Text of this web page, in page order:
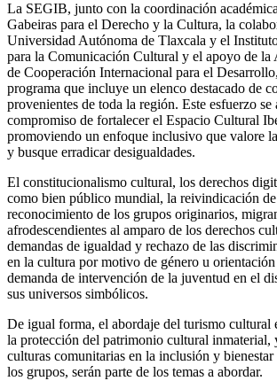
La SEGIB, junto con la coordinación
Gabeiras para el Derecho y la Cultura, la
Universidad Autónoma de Tlaxcala y el
para la Comunicación Cultural y el apoyo de la
de Cooperación Internacional para el
programa que incluye un elenco destacado de
provenientes de toda la región. Este esfuerzo se
compromiso de fortalecer el Espacio Cultural
promoviendo un enfoque inclusivo que valore
y busque erradicar desigualdades.
El constitucionalismo cultural, los derechos
como bien público mundial, la reivindicación
reconocimiento de los grupos originarios,
afrodescendientes al amparo de los derechos
demandas de igualdad y rechazo de las
en la cultura por motivo de género u
demanda de intervención de la juventud en el
sus universos simbólicos.
De igual forma, el abordaje del turismo cultural
la protección del patrimonio cultural inmaterial,
culturas comunitarias en la inclusión y bienestar
los grupos, serán parte de los temas a abordar.